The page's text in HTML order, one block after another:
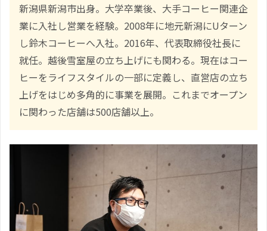
新潟県新潟市出身。大学卒業後、大手コーヒー関連企
業に入社し営業を経験。2008年に地元新潟にUターン
し鈴木コーヒーへ入社。2016年、代表取締役社長に
就任。越後雪室屋の立ち上げにも関わる。現在はコー
ヒーをライフスタイルの一部に定義し、直営店の立ち
上げをはじめ多角的に事業を展開。これまでオープン
に関わった店舗は500店舗以上。